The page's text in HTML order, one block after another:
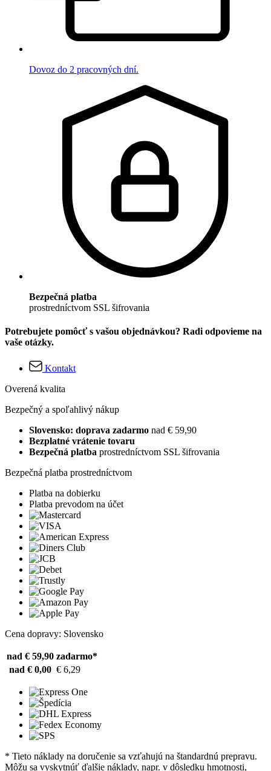
Dovoz do 2 pracovných dní.
Bezpečná platba
prostredníctvom SSL šifrovania
Potrebujete pomôcť s vašou objednávkou? Radi odpovieme na
vaše otázky.
Kontakt
Overená kvalita
Bezpečný a spoľahlivý nákup
Slovensko: doprava zadarmo nad € 59,90
Bezplatné vrátenie tovaru
Bezpečná platba prostredníctvom SSL šifrovania
Bezpečná platba prostredníctvom
Platba na dobierku
Platba prevodom na účet
Cena dopravy: Slovensko
nad € 59,90 zadarmo*
nad € 0,00 € 6,29
* Tieto náklady na doručenie sa vzťahujú na štandardnú prepravu.
Môžu sa vyskytnúť ďalšie náklady, napr. v dôsledku hmotnosti,